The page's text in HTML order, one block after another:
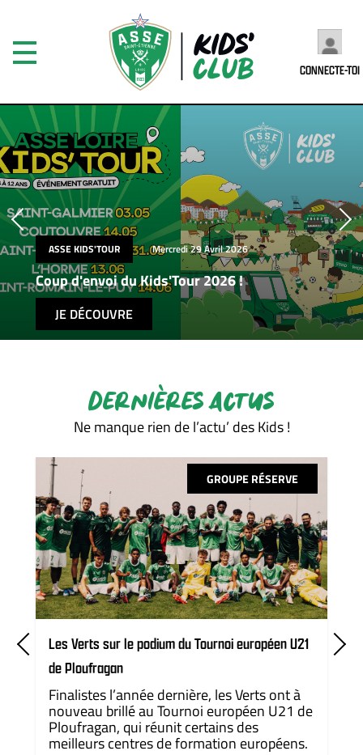
CONNECTE-TOI
ASSE KIDS'TOUR Mercredi 29 Avril 2026
Coup d'envoi du Kids'Tour 2026 !
JE DÉCOUVRE
DERNIÈRES ACTUS
Ne manque rien de l’actu’ des Kids !
GROUPE RÉSERVE
Les Verts sur le podium du Tournoi européen U21
de Ploufragan
Finalistes l’année dernière, les Verts ont à
nouveau brillé au Tournoi européen U21 de
Ploufragan, qui réunit certains des
meilleurs centres de formation européens.